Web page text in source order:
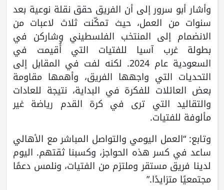
وأشار أبو سرور إلى أن الفريق حقق نقلة نوعية بعد
سنوات من العمل، حيث تمكّنت ثلاث لاعبات من
الانضمام إلى المنتخب الفلسطيني وشاركن في
بطولة غرب آسيا للفتيات التي أُقيمت في
السعودية عام 2024. لكنه لفت في المقابل إلى
التحديات التي واجهها الفريق، وأهمها مقاومة
بعض العائلات للفكرة في البداية، نتيجة للعادات
والتقاليد التي ترى في كرة القدم رياضة غير
مألوفة للفتيات.
وتابع: “العمل اليومي والتواصل المباشر مع الأهالي
ساعد في كسر هذه الحواجز، وكسبنا ثقتهم. اليوم
لدينا فريق مستقر وملتزم من الفتيات، ونلمس دعمًا
مجتمعيًا متزايدًا.”